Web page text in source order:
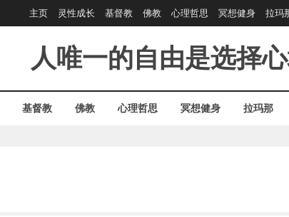
主页 灵性成长 基督教 佛教 心理哲思 冥想健身 拉玛
人唯一的自由是选择
基督教 佛教 心理哲思 冥想健身 拉玛那